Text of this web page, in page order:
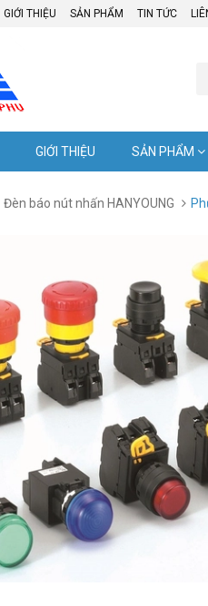
GIỚI THIỆU SẢN PHẨM TIN TỨC
GIỚI THIỆU SẢN PHẨM
Đèn báo nút nhấn HANYOUNG